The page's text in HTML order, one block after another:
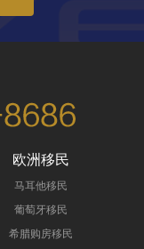
欧洲移民
马耳他移民
葡萄牙移民
希腊购房移民